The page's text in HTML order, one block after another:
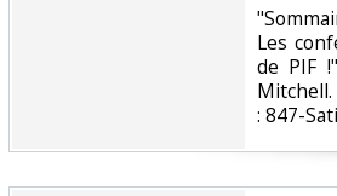
Les
de PIF
Mitchell.
: 847-